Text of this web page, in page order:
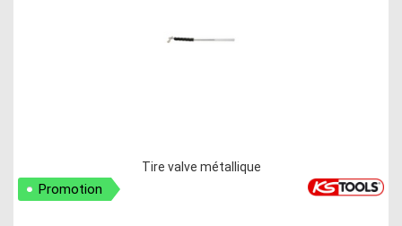
Tire valve métallique
Promotion